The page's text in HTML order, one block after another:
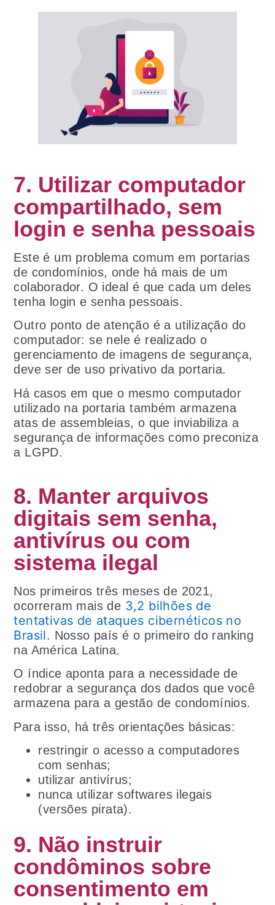
7. Utilizar computador
compartilhado, sem
login e senha pessoais
Este é um problema comum em portarias
de condomínios, onde há mais de um
colaborador. O ideal é que cada um deles
tenha login e senha pessoais.
Outro ponto de atenção é a utilização do
computador: se nele é realizado o
gerenciamento de imagens de segurança,
deve ser de uso privativo da portaria.
Há casos em que o mesmo computador
utilizado na portaria também armazena
atas de assembleias, o que inviabiliza a
segurança de informações como preconiza
a LGPD.
8. Manter arquivos
digitais sem senha,
antivírus ou com
sistema ilegal
Nos primeiros três meses de 2021,
ocorreram mais de 3,2 bilhões de
tentativas de ataques cibernéticos no
Brasil. Nosso país é o primeiro do ranking
na América Latina.
O índice aponta para a necessidade de
redobrar a segurança dos dados que você
armazena para a gestão de condomínios.
Para isso, há três orientações básicas:
restringir o acesso a computadores
com senhas;
utilizar antivírus;
nunca utilizar softwares ilegais
(versões pirata).
9. Não instruir
condôminos sobre
consentimento em